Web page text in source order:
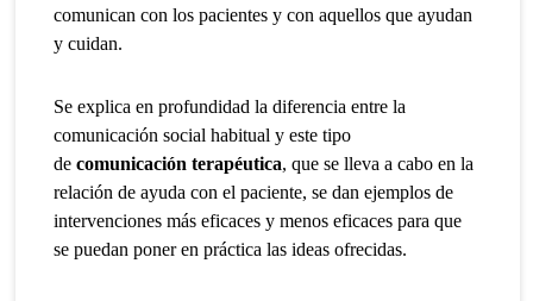
comunican con los pacientes y con aquellos que ayudan
y cuidan.
Se explica en profundidad la diferencia entre la
comunicación social habitual y este tipo
decomunicación terapéutica, que se lleva a cabo en la
relación de ayuda con el paciente, se dan ejemplos de
intervenciones más eficaces y menos eficaces para que
se puedan poner en práctica las ideas ofrecidas.